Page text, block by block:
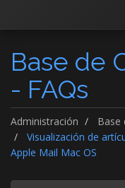
Base de
- FAQs
Administración
Base
Visualización de
Apple Mail Mac OS